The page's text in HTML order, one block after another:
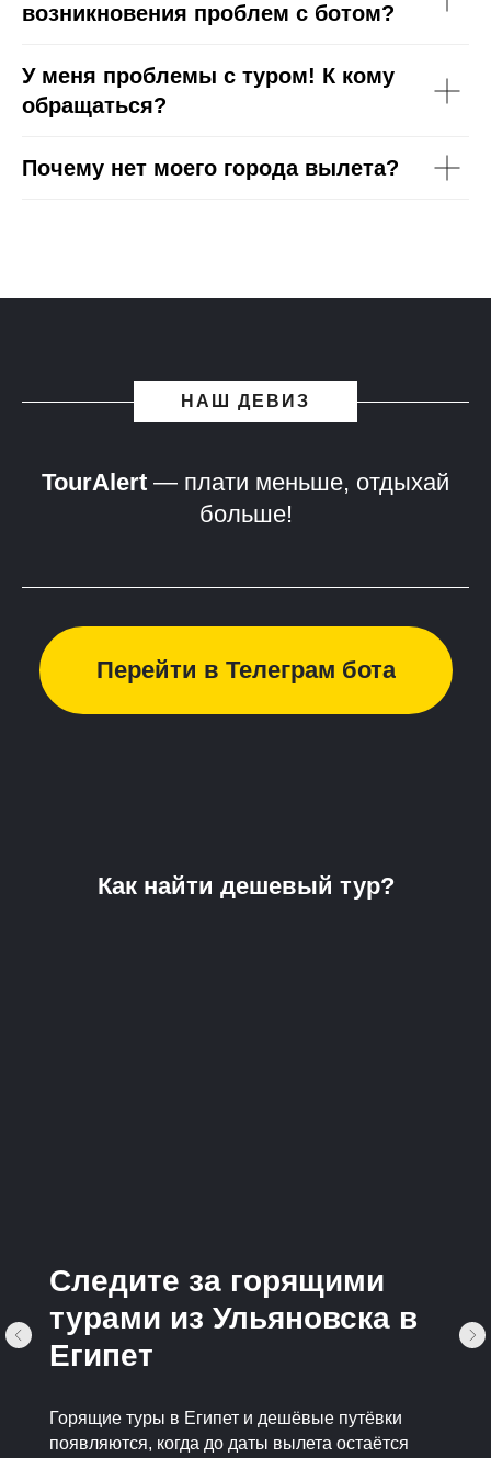
возникновения проблем с ботом?
У меня проблемы с туром! К кому
обращаться?
Почему нет моего города вылета?
НАШ ДЕВИЗ
TourAlert — плати меньше, отдыхай
больше!
Перейти в Телеграм бота
Как найти дешевый тур?
Следите за горящими
турами из Ульяновска в
Египет
Горящие туры в Египет и дешёвые путёвки
появляются, когда до даты вылета остаётся